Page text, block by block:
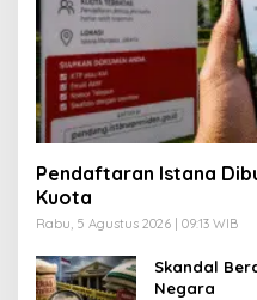
Pendaftaran Istana
Kuota
Rabu, 5 Agustus 2026 | 09:13 WIB
Skandal
Negara